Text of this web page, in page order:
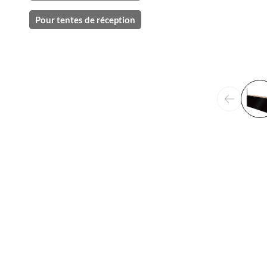
Pour tentes de réception